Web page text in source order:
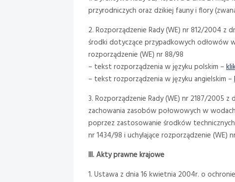
przyrodniczych oraz dzikiej fauny i flory
2. Rozporządzenie Rady (WE) nr 812/2004 z
środki dotyczące przypadkowych odłowów
rozporządzenie (WE) nr 88/98
– tekst rozporządzenia w języku polskim –
– tekst rozporządzenia w języku angielskim –
3. Rozporządzenie Rady (WE) nr 2187/2005
zachowania zasobów połowowych w
poprzez zastosowanie środków
nr 1434/98 i uchylające rozporządzenie (WE)
III. Akty prawne krajowe
1. Ustawa z dnia 16 kwietnia 2004r. o